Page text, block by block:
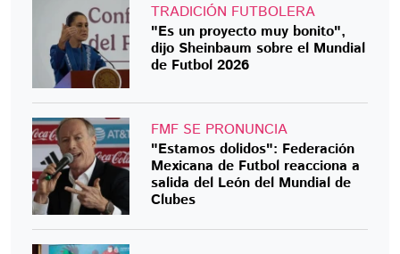
TRADICIÓN FUTBOLERA
"Es un proyecto muy bonito",
dijo Sheinbaum sobre el Mundial
de Futbol 2026
FMF SE PRONUNCIA
"Estamos dolidos": Federación
Mexicana de Futbol reacciona a
salida del León del Mundial de
Clubes